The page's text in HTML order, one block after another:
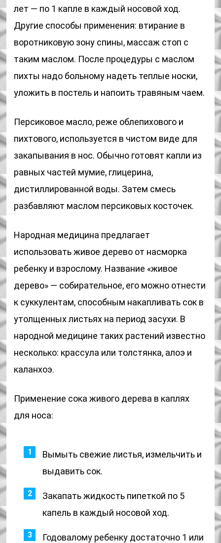
лет — по 1 капле в каждый носовой ход.
Другие способы применения: втирание в
воротниковую зону спины, массаж стоп с
таким маслом. После процедуры с маслом
пихты надо больному надеть теплые носки,
уложить в постель и напоить травяным чаем.
Персиковое масло, реже облепихового и
пихтового, используется в чистом виде для
закапывания в нос. Обычно готовят капли из
равных частей мумие, глицерина,
дистиллированной воды. Затем смесь
разбавляют маслом персиковых косточек.
Народная медицина предлагает
использовать живое дерево от насморка
ребенку и взрослому. Название «живое
дерево» — собирательное, его можно отнести
к суккулентам, способным накапливать сок в
утолщенных листьях на период засухи. В
народной медицине таких растений известно
несколько: крассула или толстянка, алоэ и
каланхоэ.
Применение сока живого дерева в каплях
для носа:
Вымыть свежие листья, измельчить и
выдавить сок.
Закапать жидкость пипеткой по 5
капель в каждый носовой ход.
Годовалому ребенку достаточно 1 или